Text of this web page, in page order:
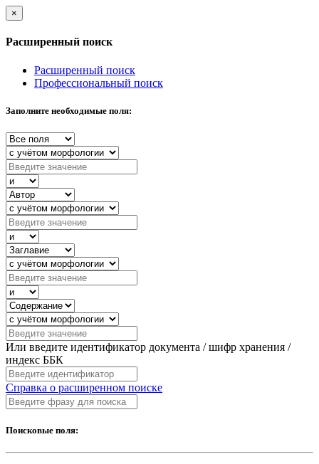
×
Расширенный поиск
Расширенный поиск
Профессиональный поиск
Заполните необходимые поля:
Или введите идентификатор документа / шифр хранения /
индекс ББК
Справка о расширенном поиске
Поисковые поля: